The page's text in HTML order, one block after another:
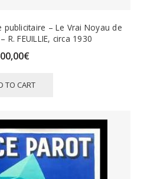
– Le Vrai Noyau de
FEUILLIE, circa 1930
€
TO CART